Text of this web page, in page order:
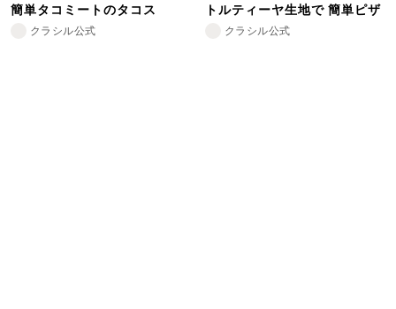
簡単タコミートのタコス
クラシル公式
トルティーヤ生地で 簡単ピザ
クラシル公式